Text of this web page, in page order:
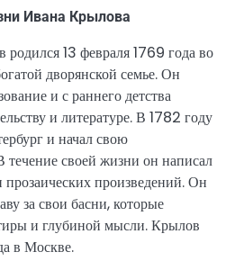
Ивана Крылова
13 февраля 1769 года во
дворянской семье. Он
и с раннего детства
и литературе. В 1782 году
и начал свою
течение своей жизни он написал
произведений. Он
за свои басни, которые
и глубиной мысли. Крылов
в Москве.